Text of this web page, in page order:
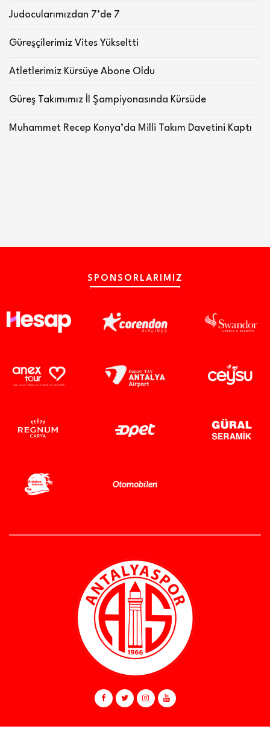
Judocularımızdan 7’de 7
Güreşçilerimiz Vites Yükseltti
Atletlerimiz Kürsüye Abone Oldu
Güreş Takımımız İl Şampiyonasında Kürsüde
Muhammet Recep Konya’da Milli Takım Davetini Kaptı
SPONSORLARIMIZ